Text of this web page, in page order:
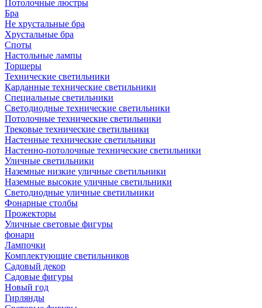
Потолочные люстры
Бра
Не хрустальные бра
Хрустальные бра
Споты
Настольные лампы
Торшеры
Технические светильники
Карданные технические светильники
Специальные светильники
Светодиодные технические светильники
Потолочные технические светильники
Трековые технические светильники
Настенные технические светильники
Настенно-потолочные технические светильники
Уличные светильники
Наземные низкие уличные светильники
Наземные высокие уличные светильники
Светодиодные уличные светильники
Фонарные столбы
Прожекторы
Уличные световые фигуры
фонари
Лампочки
Комплектующие светильников
Садовый декор
Садовые фигуры
Новый год
Гирлянды